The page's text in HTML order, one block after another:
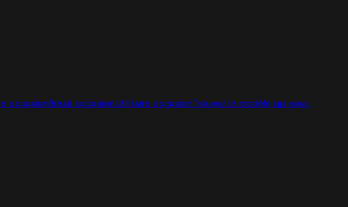
occasionBreak occasionUtilitaire occasionTrouvez le modèle qui vous